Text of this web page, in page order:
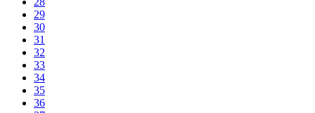
29
30
31
32
33
34
35
36